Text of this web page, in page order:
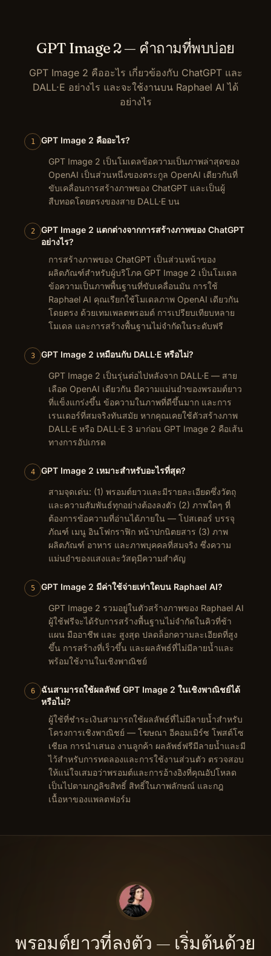
GPT Image 2 — คำถามที่พบบ่อย
GPT Image 2 คืออะไร เกี่ยวข้องกับ ChatGPT และ
DALL·E อย่างไร และจะใช้งานบน Raphael AI ได้
อย่างไร
1 GPT Image 2 คืออะไร?
GPT Image 2 เป็นโมเดลข้อความเป็นภาพล่าสุดของ
OpenAI เป็นส่วนหนึ่งของตระกูล OpenAI เดียวกันที่
ขับเคลื่อนการสร้างภาพของ ChatGPT และเป็นผู้
สืบทอดโดยตรงของสาย DALL·E บน
2
GPT Image 2 แตกต่างจากการสร้างภาพของ ChatGPT
อย่างไร?
การสร้างภาพของ ChatGPT เป็นส่วนหน้าของ
ผลิตภัณฑ์สำหรับผู้บริโภค GPT Image 2 เป็นโมเดล
ข้อความเป็นภาพพื้นฐานที่ขับเคลื่อนมัน การใช้
Raphael AI คุณเรียกใช้โมเดลภาพ OpenAI เดียวกัน
โดยตรง ด้วยเทมเพลตพรอมต์ การเปรียบเทียบหลาย
โมเดล และการสร้างพื้นฐานไม่จำกัดในระดับฟรี
3 GPT Image 2 เหมือนกับ DALL·E หรือไม่?
GPT Image 2 เป็นรุ่นต่อไปหลังจาก DALL·E — สาย
เลือด OpenAI เดียวกัน มีความแม่นยำของพรอมต์ยาว
ที่แข็งแกร่งขึ้น ข้อความในภาพที่ดีขึ้นมาก และการ
เรนเดอร์ที่สมจริงทันสมัย หากคุณเคยใช้ตัวสร้างภาพ
DALL·E หรือ DALL·E 3 มาก่อน GPT Image 2 คือเส้น
ทางการอัปเกรด
4 GPT Image 2 เหมาะสำหรับอะไรที่สุด?
สามจุดเด่น: (1) พรอมต์ยาวและมีรายละเอียดซึ่งวัตถุ
และความสัมพันธ์ทุกอย่างต้องลงตัว (2) ภาพใดๆ ที่
ต้องการข้อความที่อ่านได้ภายใน — โปสเตอร์ บรรจุ
ภัณฑ์ เมนู อินโฟกราฟิก หน้าปกนิตยสาร (3) ภาพ
ผลิตภัณฑ์ อาหาร และภาพบุคคลที่สมจริง ซึ่งความ
แม่นยำของแสงและวัสดุมีความสำคัญ
5 GPT Image 2 มีค่าใช้จ่ายเท่าใดบน Raphael AI?
GPT Image 2 รวมอยู่ในตัวสร้างภาพของ Raphael AI
ผู้ใช้ฟรีจะได้รับการสร้างพื้นฐานไม่จำกัดในคิวที่ช้า
แผน มืออาชีพ และ สูงสุด ปลดล็อกความละเอียดที่สูง
ขึ้น การสร้างที่เร็วขึ้น และผลลัพธ์ที่ไม่มีลายน้ำและ
พร้อมใช้งานในเชิงพาณิชย์
6
ฉันสามารถใช้ผลลัพธ์ GPT Image 2 ในเชิงพาณิชย์ได้
หรือไม่?
ผู้ใช้ที่ชำระเงินสามารถใช้ผลลัพธ์ที่ไม่มีลายน้ำสำหรับ
โครงการเชิงพาณิชย์ — โฆษณา อีคอมเมิร์ซ โพสต์โซ
เชียล การนำเสนอ งานลูกค้า ผลลัพธ์ฟรีมีลายน้ำและมี
ไว้สำหรับการทดลองและการใช้งานส่วนตัว ตรวจสอบ
ให้แน่ใจเสมอว่าพรอมต์และการอ้างอิงที่คุณอัปโหลด
เป็นไปตามกฎลิขสิทธิ์ สิทธิ์ในภาพลักษณ์ และกฎ
เนื้อหาของแพลตฟอร์ม
พรอมต์ยาวที่ลงตัว — เริ่มต้นด้วย